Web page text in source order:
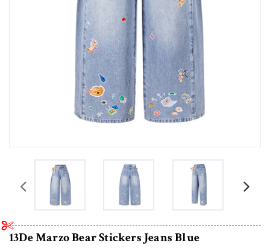
13De Marzo Bear Stickers Jeans Blue